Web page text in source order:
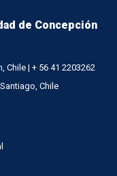
de Concepción
Chile | + 56 41 2203262
Chile